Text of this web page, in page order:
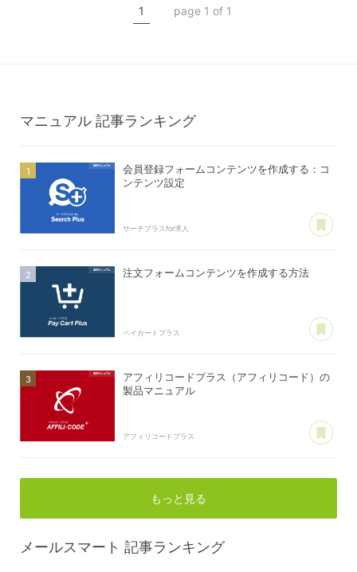
1 page 1 of 1
マニュアル 記事ランキング
会員登録フォームコンテンツを作成する：コ
ンテンツ設定
サーチプラスfor求人
注文フォームコンテンツを作成する方法
ペイカートプラス
アフィリコードプラス（アフィリコード）の
製品マニュアル
アフィリコードプラス
もっと見る
メールスマート 記事ランキング